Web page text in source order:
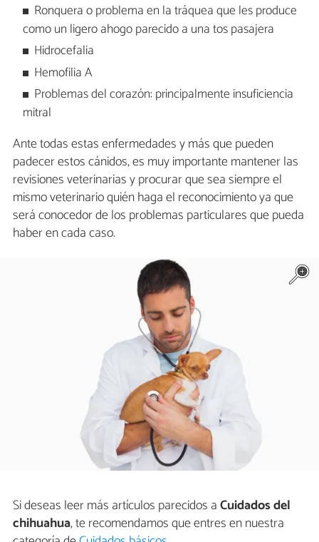
Ronquera o problema en la tráquea que les produce
como un ligero ahogo parecido a una tos pasajera
Hidrocefalia
Hemofilia A
Problemas del corazón: principalmente insuficiencia
mitral
Ante todas estas enfermedades y más que pueden
padecer estos cánidos, es muy importante mantener las
revisiones veterinarias y procurar que sea siempre el
mismo veterinario quién haga el reconocimiento ya que
será conocedor de los problemas particulares que pueda
haber en cada caso.
Si deseas leer más artículos parecidos aCuidados del
chihuahua, te recomendamos que entres en nuestra